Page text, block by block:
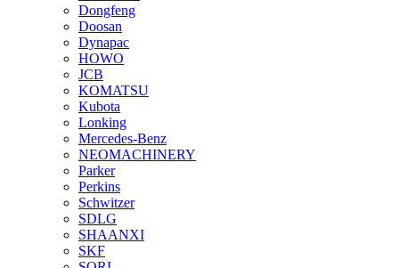
Dongfeng
Doosan
Dynapac
HOWO
JCB
KOMATSU
Kubota
Lonking
Mercedes-Benz
NEOMACHINERY
Parker
Perkins
Schwitzer
SDLG
SHAANXI
SKF